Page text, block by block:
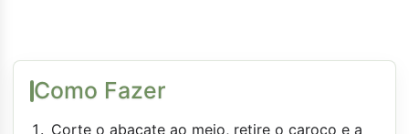
Como Fazer
Corte o abacate ao meio, retire o caroço e a